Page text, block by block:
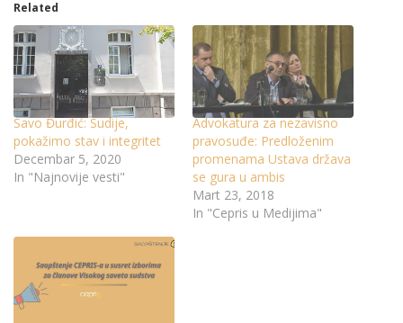
Related
Savo Đurđić: Sudije,
pokažimo stav i integritet
Decembar 5, 2020
In "Najnovije vesti"
Advokatura za nezavisno
pravosuđe: Predloženim
promenama Ustava država
se gura u ambis
Mart 23, 2018
In "Cepris u Medijima"